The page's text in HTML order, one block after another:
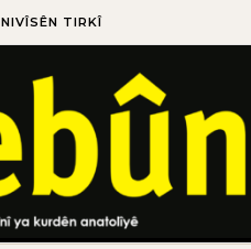
NIVÎSÊN TIRKÎ